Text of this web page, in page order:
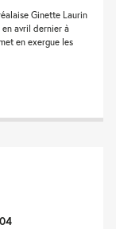
Ginette Laurin
en avril dernier à
en exergue les